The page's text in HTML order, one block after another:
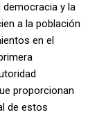
y la
a la población
en el
proporcionan
de estos